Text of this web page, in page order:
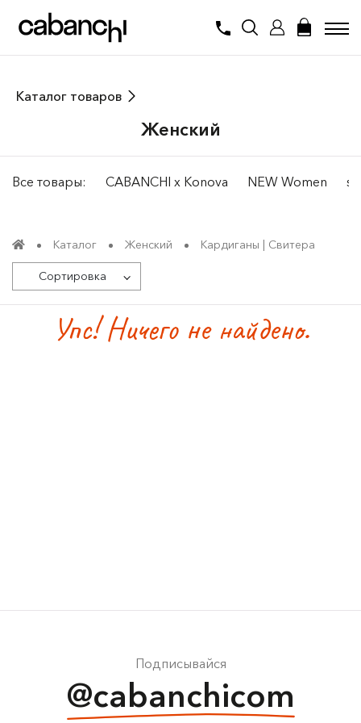
Каталог товаров
Женский
Все товары: CABANCHI x Konova NEW Women
Каталог Женский Кардиганы | Свитера
Сортировка
Упс! Ничего не найдено.
Подписывайся
@cabanchicom